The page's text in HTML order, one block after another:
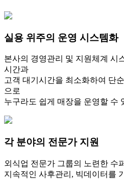
실용 위주의 운영 시스템화
본사의 경영관리 및 지원체계 시
시간과
고객 대기시간을 최소화하여 단
으로
누구라도 쉽게 매장을 운영할 수
각 분야의 전문가 지원
외식업 전문가 그룹의 노련한 수
지속적인 사후관리, 빅데이터를